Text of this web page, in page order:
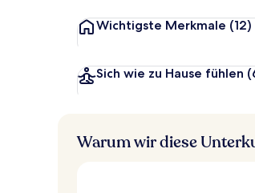
Wichtigste Merkmale (12)
Sich wie zu Hause fühlen
Warum wir diese